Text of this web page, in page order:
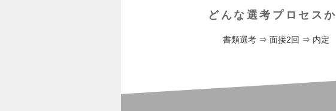
どんな選考プロセスか
書類選考 ⇒ 面接2回 ⇒ 内定